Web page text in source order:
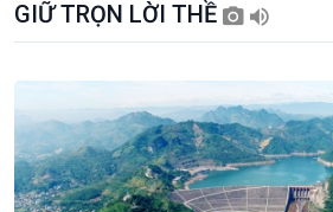
GIỮ TRỌN LỜI THỀ